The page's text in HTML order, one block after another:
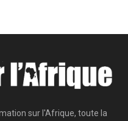
sur l'Afrique, toute la